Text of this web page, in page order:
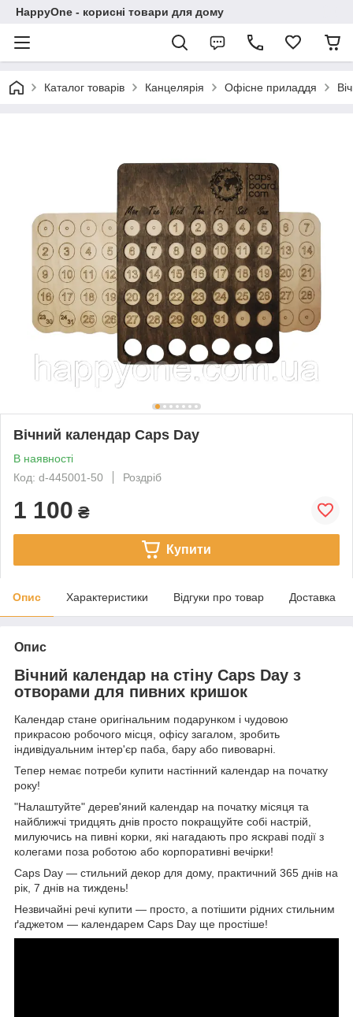
HappyOne - корисні товари для дому
Каталог товарів Канцелярія Офісне приладдя
Вічний календар Caps Day
В наявності
Код: d-445001-50
Роздріб
1 100 ₴
Купити
Опис Характеристики Відгуки про товар Доставка
Опис
Вічний календар на стіну Caps Day з
отворами для пивних кришок
Календар стане оригінальним подарунком і чудовою
прикрасою робочого місця, офісу загалом, зробить
індивідуальним інтер'єр паба, бару або пивоварні.
Тепер немає потреби купити настінний календар на початку
року!
"Налаштуйте" дерев'яний календар на початку місяця та
найближчі тридцять днів просто покращуйте собі настрій,
милуючись на пивні корки, які нагадають про яскраві події з
колегами поза роботою або корпоративні вечірки!
Caps Day — стильний декор для дому, практичний 365 днів на
рік, 7 днів на тиждень!
Незвичайні речі купити — просто, а потішити рідних стильним
ґаджетом — календарем Caps Day ще простіше!